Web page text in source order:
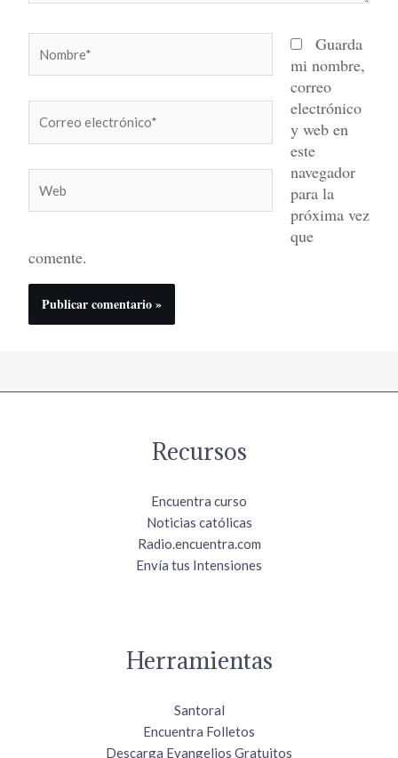
electrónico*
Guarda
mi nombre,
correo
electrónico
y web en
este
navegador
para la
próxima vez
que
comente.
Recursos
Encuentra curso
Noticias católicas
Radio.encuentra.com
Envía tus Intensiones
Herramientas
Santoral
Encuentra Folletos
Descarga Evangelios Gratuitos